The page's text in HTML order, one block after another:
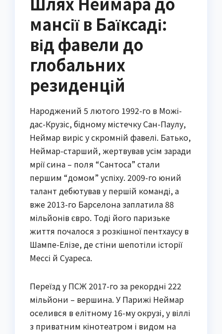
мансії в Баїксаді:
від фавели до
глобальних
резиденцій
Народжений 5 лютого 1992-го в Можі-
дас-Крузіс, бідному містечку Сан-Паулу,
Неймар виріс у скромній фавелі. Батько,
Неймар-старший, жертвував усім заради
мрії сина – поля “Сантоса” стали
першим “домом” успіху. 2009-го юний
талант дебютував у першій команді, а
вже 2013-го Барселона заплатила 88
мільйонів євро. Тоді його паризьке
життя почалося з розкішної пентхаусу в
Шампе-Елізе, де стіни шепотіли історії
Мессі й Суареса.
Переїзд у ПСЖ 2017-го за рекордні 222
мільйони – вершина. У Парижі Неймар
оселився в елітному 16-му окрузі, у віллі
з приватним кінотеатром і видом на